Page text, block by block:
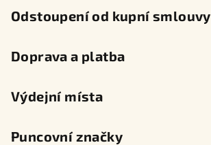
Odstoupení od kupní smlouvy
Doprava a platba
Výdejní místa
Puncovní značky